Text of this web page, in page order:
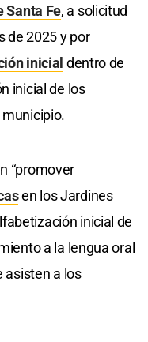
Santa Fe, a solicitud
de 2025 y por
inicial dentro de
inicial de los
“promover
en los Jardines
inicial de
a la lengua oral
asisten a los